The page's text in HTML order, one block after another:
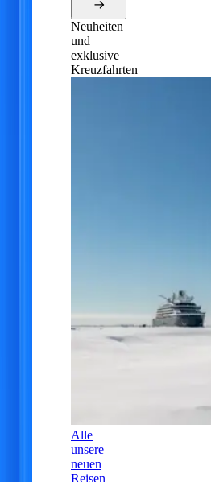
Neuheiten
und
exklusive
Kreuzfahrten
Alle
unsere
neuen
Reisen